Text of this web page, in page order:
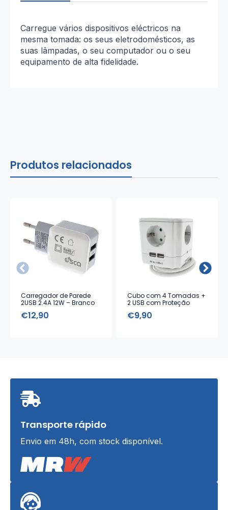
Carregue vários dispositivos eléctricos na
mesma tomada: os seus eletrodomésticos, as
suas lâmpadas, o seu computador ou o seu
equipamento de alta fidelidade.
Produtos relacionados
Carregador de Parede
2USB 2.4A 12W – Branco
€12,90
Cubo com 4 Tomadas +
2 USB com Proteção
€9,90
Transporte rápido
Envio em 48h, com stock disponível.